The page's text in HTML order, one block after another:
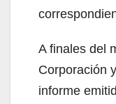
A finales del
Corporación
informe